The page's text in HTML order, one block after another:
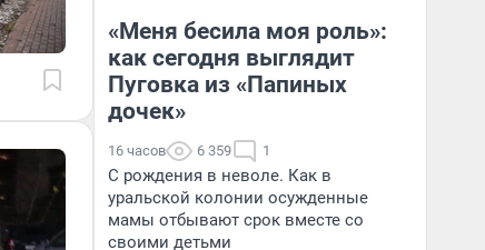
«Меня бесила моя роль»:
как сегодня выглядит
Пуговка из «Папиных
дочек»
16 часов 6 359 1
С рождения в неволе. Как в
уральской колонии осужденные
мамы отбывают срок вместе со
своими детьми